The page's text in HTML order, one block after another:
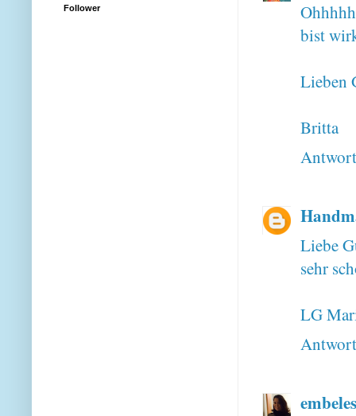
bist
Lieben
Britta
Liebe
sehr
LG
Follower